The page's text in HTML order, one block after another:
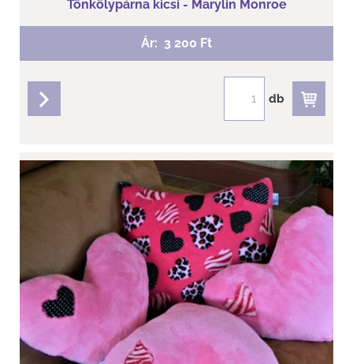
Tönkölypárna kicsi - Marylin Monroe
Ár: 3 200 Ft
db
Clematis - Csupaszív welsoft aroma párna
Mérete: 41 cm x 38 cm